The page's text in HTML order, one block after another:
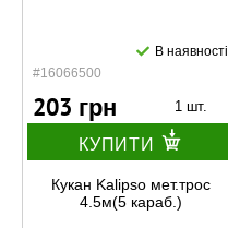
#16066500
В наявності
203 грн 1 шт.
КУПИТИ
Кукан Kalipso мет.трос
4.5м(5 караб.)